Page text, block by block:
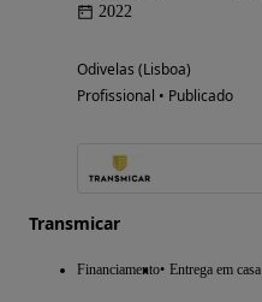
2022
Odivelas (Lisboa)
Profissional • Publicado
Transmicar
Financiamento Entrega em casa